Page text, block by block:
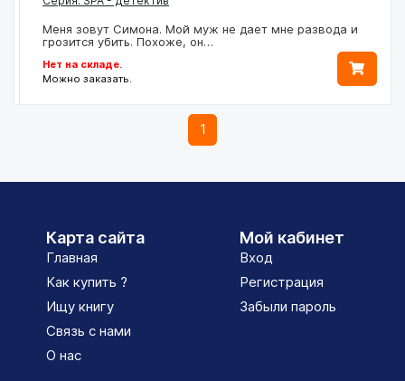
Меня зовут Симона. Мой муж не дает мне развода и
грозится убить. Похоже, он…
Нет на складе.
Можно заказать.
1
Карта сайта
Главная
Как купить ?
Ищу книгу
Связь с нами
О нас
Мой кабинет
Вход
Регистрация
Забыли пароль